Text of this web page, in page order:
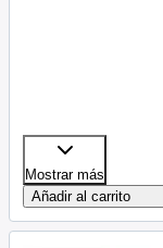
Mostrar más
Añadir al carrito